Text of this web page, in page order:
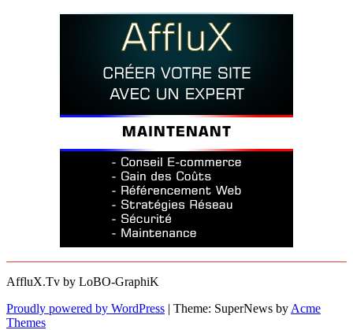
AffluX.Tv by LoBO-GraphiK
Proudly powered by WordPress | Theme: SuperNews by Acme
Themes